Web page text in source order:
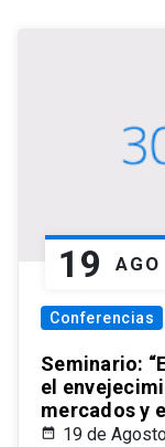
19 AGO
Conferencias
Seminario:
el
mercados y
19 de